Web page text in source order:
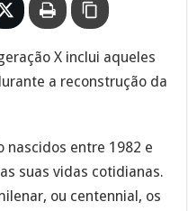
X inclui aqueles
a reconstrução da
nascidos entre 1982 e
suas vidas cotidianas.
ou centennial, os